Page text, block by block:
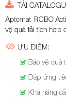
TẢI
Aptomat RCBO
vệ quá tải tích hợp
ƯU ĐIỂM:
Bảo vệ quá
Đáp ứng
Khả năng